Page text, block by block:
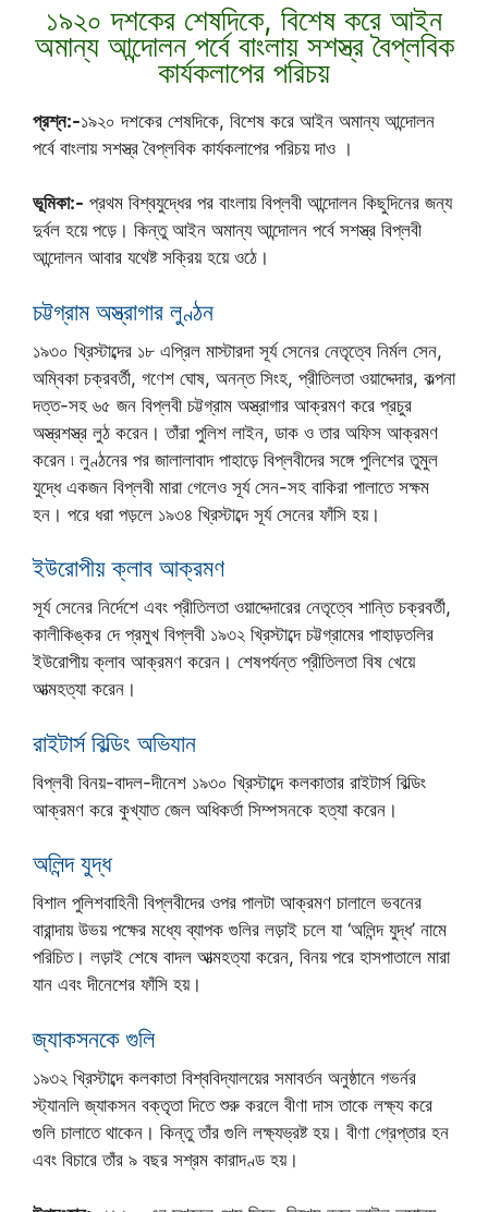
১৯২০ দশকের শেষদিকে, বিশেষ করে আইন
অমান্য আন্দোলন পর্বে বাংলায় সশস্ত্র বৈপ্লবিক
কার্যকলাপের পরিচয়
প্রশ্ন:-১৯২০ দশকের শেষদিকে, বিশেষ করে আইন অমান্য আন্দোলন
পর্বে বাংলায় সশস্ত্র বৈপ্লবিক কার্যকলাপের পরিচয় দাও ।
ভূমিকা:- প্রথম বিশ্বযুদ্ধের পর বাংলায় বিপ্লবী আন্দোলন কিছুদিনের জন্য
দুর্বল হয়ে পড়ে। কিন্তু আইন অমান্য আন্দোলন পর্বে সশস্ত্র বিপ্লবী
আন্দোলন আবার যথেষ্ট সক্রিয় হয়ে ওঠে।
চট্টগ্রাম অস্ত্রাগার লুণ্ঠন
১৯৩০ খ্রিস্টাব্দের ১৮ এপ্রিল মাস্টারদা সূর্য সেনের নেতৃত্বে নির্মল সেন,
অম্বিকা চক্রবর্তী, গণেশ ঘোষ, অনন্ত সিংহ, প্রীতিলতা ওয়াদ্দেদার, কল্পনা
দত্ত-সহ ৬৫ জন বিপ্লবী চট্টগ্রাম অস্ত্রাগার আক্রমণ করে প্রচুর
অস্ত্রশস্ত্র লুঠ করেন। তাঁরা পুলিশ লাইন, ডাক ও তার অফিস আক্রমণ
করেন ৷ লুণ্ঠনের পর জালালাবাদ পাহাড়ে বিপ্লবীদের সঙ্গে পুলিশের তুমুল
যুদ্ধে একজন বিপ্লবী মারা গেলেও সূর্য সেন-সহ বাকিরা পালাতে সক্ষম
হন। পরে ধরা পড়লে ১৯৩৪ খ্রিস্টাব্দে সূর্য সেনের ফাঁসি হয়।
ইউরোপীয় ক্লাব আক্রমণ
সূর্য সেনের নির্দেশে এবং প্রীতিলতা ওয়াদ্দেদারের নেতৃত্বে শান্তি চক্রবর্তী,
কালীকিঙ্কর দে প্রমুখ বিপ্লবী ১৯৩২ খ্রিস্টাব্দে চট্টগ্রামের পাহাড়তলির
ইউরোপীয় ক্লাব আক্রমণ করেন। শেষপর্যন্ত প্রীতিলতা বিষ খেয়ে
আত্মহত্যা করেন।
রাইটার্স বিল্ডিং অভিযান
বিপ্লবী বিনয়-বাদল-দীনেশ ১৯৩০ খ্রিস্টাব্দে কলকাতার রাইটার্স বিল্ডিং
আক্রমণ করে কুখ্যাত জেল অধিকর্তা সিম্পসনকে হত্যা করেন।
অলিন্দ যুদ্ধ
বিশাল পুলিশবাহিনী বিপ্লবীদের ওপর পালটা আক্রমণ চালালে ভবনের
বারান্দায় উভয় পক্ষের মধ্যে ব্যাপক গুলির লড়াই চলে যা ‘অলিন্দ যুদ্ধ’ নামে
পরিচিত। লড়াই শেষে বাদল আত্মহত্যা করেন, বিনয় পরে হাসপাতালে মারা
যান এবং দীনেশের ফাঁসি হয়।
জ্যাকসনকে গুলি
১৯৩২ খ্রিস্টাব্দে কলকাতা বিশ্ববিদ্যালয়ের সমাবর্তন অনুষ্ঠানে গভর্নর
স্ট্যানলি জ্যাকসন বক্তৃতা দিতে শুরু করলে বীণা দাস তাকে লক্ষ্য করে
গুলি চালাতে থাকেন। কিন্তু তাঁর গুলি লক্ষ্যভ্রষ্ট হয়। বীণা গ্রেপ্তার হন
এবং বিচারে তাঁর ৯ বছর সশ্রম কারাদণ্ড হয়।